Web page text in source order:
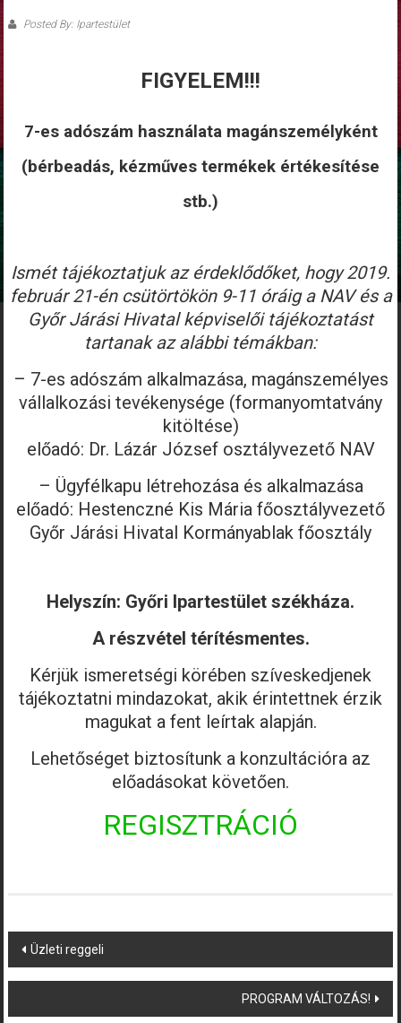
Posted By: Ipartestület
FIGYELEM!!!
7-es adószám használata magánszemélyként
(bérbeadás, kézműves termékek értékesítése
stb.)
Ismét tájékoztatjuk az érdeklődőket, hogy 2019.
február 21-én csütörtökön 9-11 óráig a NAV és a
Győr Járási Hivatal képviselői tájékoztatást
tartanak az alábbi témákban:
– 7-es adószám alkalmazása, magánszemélyes
vállalkozási tevékenysége (formanyomtatvány
kitöltése)
előadó: Dr. Lázár József osztályvezető NAV
– Ügyfélkapu létrehozása és alkalmazása
előadó: Hestenczné Kis Mária főosztályvezető
Győr Járási Hivatal Kormányablak főosztály
Helyszín: Győri Ipartestület székháza.
A részvétel térítésmentes.
Kérjük ismeretségi körében szíveskedjenek
tájékoztatni mindazokat, akik érintettnek érzik
magukat a fent leírtak alapján.
Lehetőséget biztosítunk a konzultációra az
előadásokat követően.
REGISZTRÁCIÓ
Post
navigation
Üzleti reggeli
PROGRAM VÁLTOZÁS!